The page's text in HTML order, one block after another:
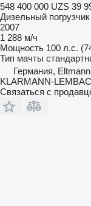
548 400 000 UZS 39
Дизельный погрузчик
2007
1 288 м/ч
Мощность 100 л.с.
Тип мачты
Германия, Eltmann
KLARMANN-
Связаться с